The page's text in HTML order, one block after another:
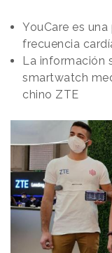
YouCare es
frecuencia
La información
smartwatch
chino ZTE